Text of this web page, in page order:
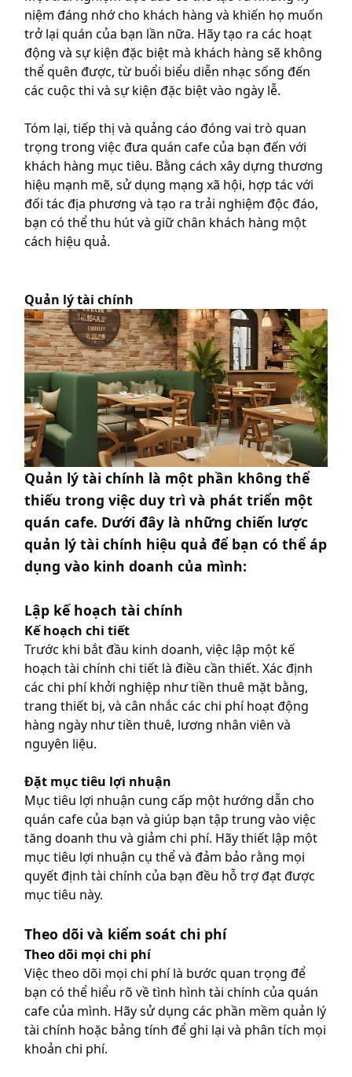
niệm đáng nhớ cho khách hàng và khiến họ muốn
trở lại quán của bạn lần nữa. Hãy tạo ra các hoạt
động và sự kiện đặc biệt mà khách hàng sẽ không
thể quên được, từ buổi biểu diễn nhạc sống đến
các cuộc thi và sự kiện đặc biệt vào ngày lễ.
Tóm lại, tiếp thị và quảng cáo đóng vai trò quan
trọng trong việc đưa quán cafe của bạn đến với
khách hàng mục tiêu. Bằng cách xây dựng thương
hiệu mạnh mẽ, sử dụng mạng xã hội, hợp tác với
đối tác địa phương và tạo ra trải nghiệm độc đáo,
bạn có thể thu hút và giữ chân khách hàng một
cách hiệu quả.
Quản lý tài chính
Quản lý tài chính là một phần không thể
thiếu trong việc duy trì và phát triển một
quán cafe. Dưới đây là những chiến lược
quản lý tài chính hiệu quả để bạn có thể áp
dụng vào kinh doanh của mình:
Lập kế hoạch tài chính
Kế hoạch chi tiết
Trước khi bắt đầu kinh doanh, việc lập một kế
hoạch tài chính chi tiết là điều cần thiết. Xác định
các chi phí khởi nghiệp như tiền thuê mặt bằng,
trang thiết bị, và cân nhắc các chi phí hoạt động
hàng ngày như tiền thuê, lương nhân viên và
nguyên liệu.
Đặt mục tiêu lợi nhuận
Mục tiêu lợi nhuận cung cấp một hướng dẫn cho
quán cafe của bạn và giúp bạn tập trung vào việc
tăng doanh thu và giảm chi phí. Hãy thiết lập một
mục tiêu lợi nhuận cụ thể và đảm bảo rằng mọi
quyết định tài chính của bạn đều hỗ trợ đạt được
mục tiêu này.
Theo dõi và kiểm soát chi phí
Theo dõi mọi chi phí
Việc theo dõi mọi chi phí là bước quan trọng để
bạn có thể hiểu rõ về tình hình tài chính của quán
cafe của mình. Hãy sử dụng các phần mềm quản lý
tài chính hoặc bảng tính để ghi lại và phân tích mọi
khoản chi phí.